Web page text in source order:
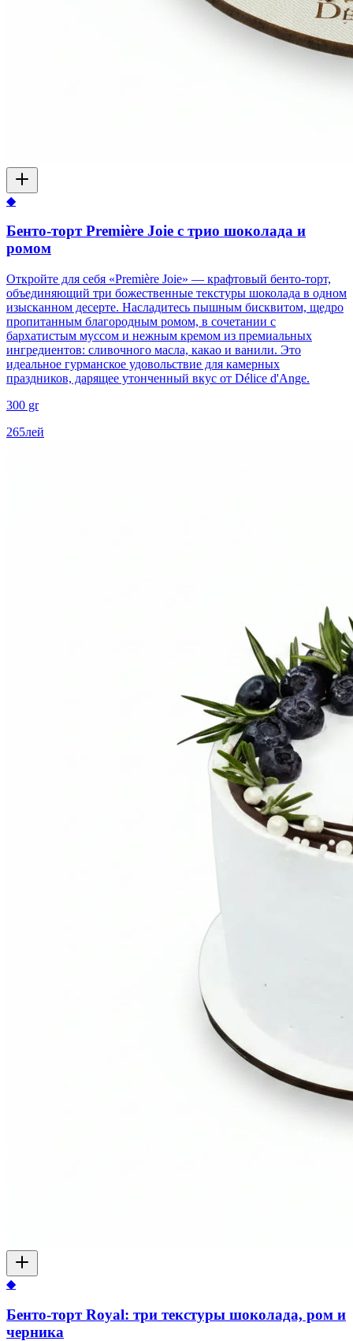
◆
Бенто-торт Première Joie с трио шоколада и
ромом
Откройте для себя «Première Joie» — крафтовый бенто-торт,
объединяющий три божественные текстуры шоколада в одном
изысканном десерте. Насладитесь пышным бисквитом, щедро
пропитанным благородным ромом, в сочетании с
бархатистым муссом и нежным кремом из премиальных
ингредиентов: сливочного масла, какао и ванили. Это
идеальное гурманское удовольствие для камерных
праздников, дарящее утонченный вкус от Délice d'Ange.
300 gr
265лей
◆
Бенто-торт Royal: три текстуры шоколада, ром и
черника